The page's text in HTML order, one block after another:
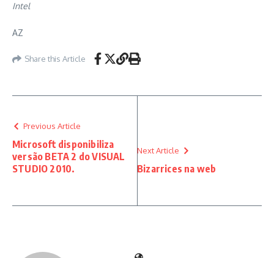
Intel
AZ
Share this Article
Previous Article
Microsoft disponibiliza
versão BETA 2 do VISUAL
STUDIO 2010.
Next Article
Bizarrices na web